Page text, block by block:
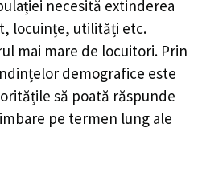
necesită extinderea
locuințe, utilități etc.
mai mare de locuitori. Prin
demografice este
să poată răspunde
pe termen lung ale